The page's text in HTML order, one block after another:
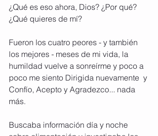
¿Qué es eso ahora, Dios? ¿Por qué?
¿Qué quieres de mí?
Fueron los cuatro peores - y también
los mejores - meses de mi vida, la
humildad vuelve a sonreírme y poco a
poco me siento Dirigida nuevamente  y
Confío, Acepto y Agradezco... nada
más.​​
Buscaba información día y noche